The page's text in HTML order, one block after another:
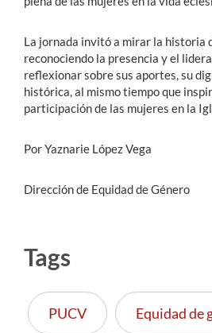
La jornada invitó a mirar la historia
reconociendo la presencia y el
reflexionar sobre sus aportes, su
histórica, al mismo tiempo que
participación de las mujeres en la
Por Yaznarie López Vega
Dirección de Equidad de Género
Tags
PUCV Equidad de